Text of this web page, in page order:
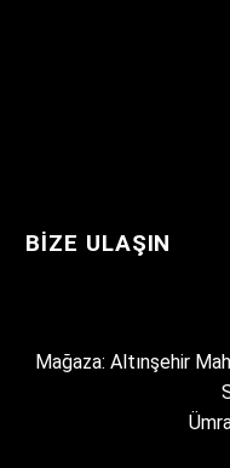
BIZE ULAŞIN
Mağaza: Altınşehir